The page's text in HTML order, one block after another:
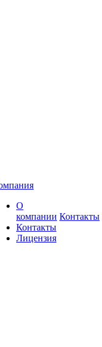
О
компании
Контакты
Лицензия
Контакты